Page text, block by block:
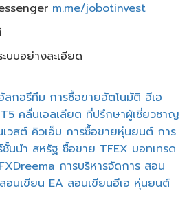
m.me/jobotinvest
บบอย่างละเอียด
ลกอรึทึม การซื้อขายอัตโนมัติ อีเอ
คลื่นเอลเลียต ที่ปรึกษาผู้เชี่ยวชาญ
วสต์ คิวเอ็ม การซื้อขายหุ่นยนต์ การ
ชั้นนำ สหรัฐ ซื้อขาย TFEX บอทเทรด
การบริหารจัดการ สอน
สอนเขียน EA สอนเขียนอีเอ หุ่นยนต์